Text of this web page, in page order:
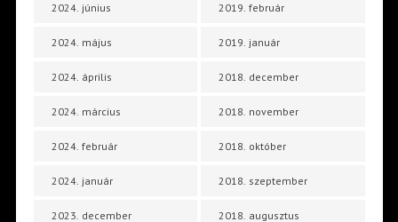
2024. június
2024. május
2024. április
2024. március
2024. február
2024. január
2023. december
2019. február
2019. január
2018. december
2018. november
2018. október
2018. szeptember
2018. augusztus